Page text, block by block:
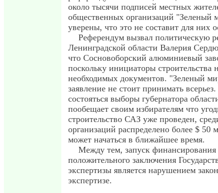
около тысячи подписей местных
общественных организаций "Зеленый
уверены, что это не составит для них
Референдум вызвал политическую
Ленинградской области Валерия
что Сосновоборский алюминиевый
поскольку инициаторы строительства
необходимых документов. "Зеленый
заявление не стоит принимать
состояться выборы губернатора
пообещает своим избирателям что
строительство САЗ уже проведен,
организаций распределено более $ 50
может начаться в ближайшее время.
Между тем, запуск
положительного заключения
экспертизы является нарушением
экспертизе.